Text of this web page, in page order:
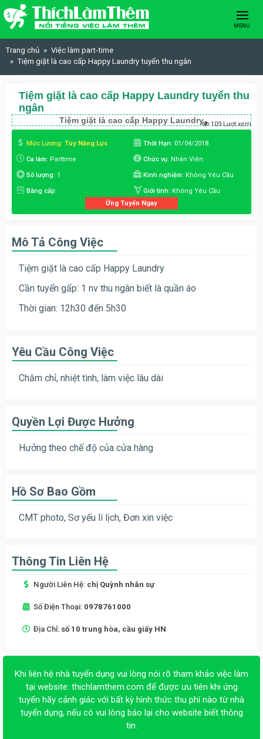
Skip to content
MENU
Trang chủ
Việc làm part-time
Tiệm giặt là cao cấp Happy Laundry tuyển thu ngân
Tiệm giặt là cao cấp Happy Laundry tuyển thu
ngân
Tiệm giặt là cao cấp Happy Laundry 109 Lượt xem
Mức Lương: Tùy Năng Lực Thời Hạn: 01/04/2018
Ca làm: Parttime Chức vụ: Nhân Viên
Số lượng: 1 Kinh nghiệm: Không Yêu Cầu
Bằng cấp: Giới tính: Không Yêu Cầu
Ứng Tuyển Ngay
Mô Tả Công Việc
Tiệm giặt là cao cấp Happy Laundry
Cần tuyển gấp: 1 nv thu ngân biết là quần áo
Thời gian: 12h30 đến 5h30
Yêu Cầu Công Việc
Chăm chỉ, nhiệt tình, làm việc lâu dài
Quyền Lợi Được Hưởng
Hưởng theo chế độ của cửa hàng
Hồ Sơ Bao Gồm
CMT photo, Sơ yếu lí lịch, Đơn xin việc
Thông Tin Liên Hệ
Người Liên Hệ: chị Quỳnh nhân sự
Số Điện Thoại: 0978761000
Địa Chỉ: số 10 trung hòa, cầu giấy HN
Khi liên hệ nhà tuyển dụng vui lòng nói rõ tham khảo việc làm
tại website: thichlamthem.com để được ưu tiên khi ứng
tuyển hãy cảnh giác với bất kỳ hình thức thu phí nào từ nhà
tuyển dụng, nếu có vui lòng báo lại cho website biết thông
tin.